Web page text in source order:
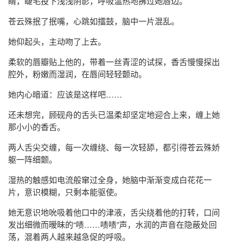
苍云殊抿了抿嘴，心跳如擂鼓，脑中一片混乱。
她仰起头，主动吻了上去。
柔软的唇瓣贴上他的，带着一丝青涩的试探，香舌慢慢探出
腔外，粉嫩而湿润，在唇间轻轻颤动。
她内心暗道：应该是这样吧……
还未想完，顾砚舟的舌头已温柔却坚定地迎合上来，缠上她
那小小的香舌。
两人舌尖交缠，每一次缠绕、每一次轻舔，都引得苍云殊娇
躯一阵细颤。
湿热的触感如电流般窜过全身，她脑中渐渐变成白花花一
片，意识模糊，只剩本能驱使。
她无意识地吮吸着他口中的津液，舌尖绕着他的打转，口间
发出细微而暧昧的“啧……啧啧”声，水润的声音在隐蔽处回
荡，混着两人越来越急促的呼吸。